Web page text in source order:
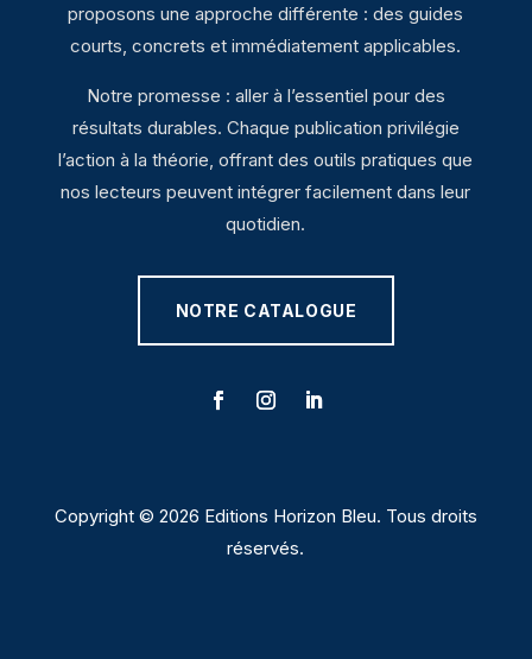
proposons une approche différente : des guides
courts, concrets et immédiatement applicables.
Notre promesse : aller à l’essentiel pour des
résultats durables. Chaque publication privilégie
l’action à la théorie, offrant des outils pratiques que
nos lecteurs peuvent intégrer facilement dans leur
quotidien.
NOTRE CATALOGUE
Copyright © 2026 Editions Horizon Bleu. Tous droits
réservés.